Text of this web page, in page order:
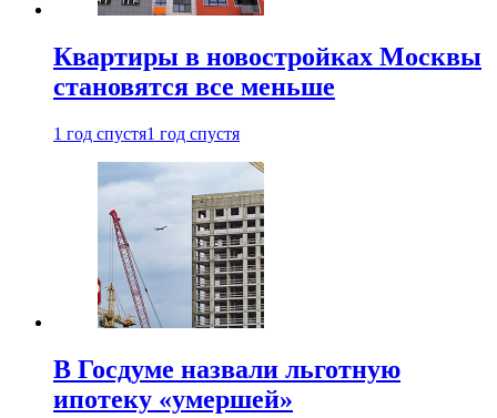
Квартиры в новостройках Москвы
становятся все меньше
1 год спустя1 год спустя
В Госдуме назвали льготную
ипотеку «умершей»